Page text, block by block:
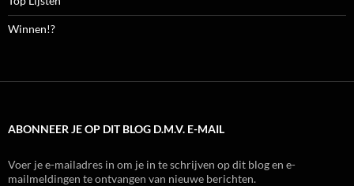
Winnen!?
ABONNEER JE OP DIT BLOG D.M.V. E-MAIL
Voer je e-mailadres in om je in te schrijven op dit blog en e-
mailmeldingen te ontvangen van nieuwe berichten.